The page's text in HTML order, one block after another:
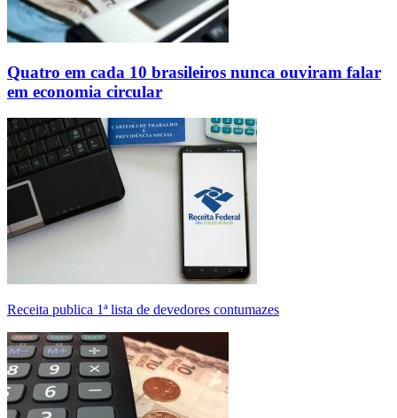
Quatro em cada 10 brasileiros nunca ouviram falar
em economia circular
Receita publica 1ª lista de devedores contumazes